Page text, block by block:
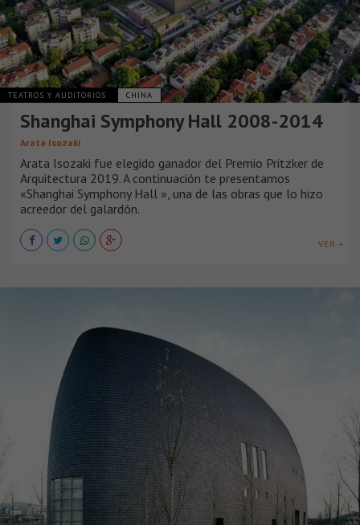
TEATROS Y AUDITORIOS CHINA
Shanghai Symphony Hall 2008-2014
Arata Isozaki
Arata Isozaki fue elegido ganador del Premio Pritzker de
Arquitectura 2019. A continuación te presentamos
«Shanghai Symphony Hall », una de las obras que lo hizo
acreedor del galardón.
VER +